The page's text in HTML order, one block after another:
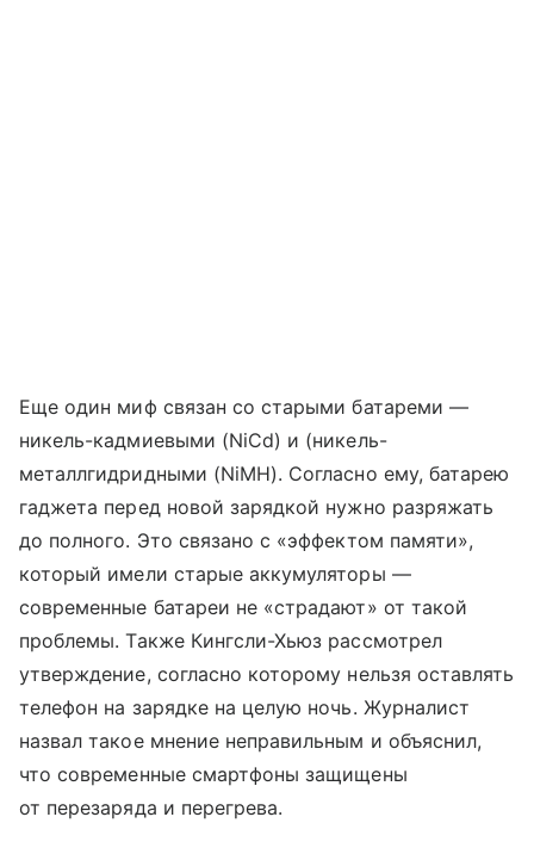
Еще один миф связан со старыми батареми —
никель-кадмиевыми (NiCd) и (никель-
металлгидридными (NiMH). Согласно ему, батарею
гаджета перед новой зарядкой нужно разряжать
до полного. Это связано с «эффектом памяти»,
который имели старые аккумуляторы —
современные батареи не «страдают» от такой
проблемы. Также Кингсли-Хьюз рассмотрел
утверждение, согласно которому нельзя оставлять
телефон на зарядке на целую ночь. Журналист
назвал такое мнение неправильным и объяснил,
что современные смартфоны защищены
от перезаряда и перегрева.